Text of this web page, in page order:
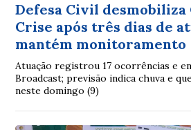
Defesa Civil desmobiliza
Crise após três dias de
mantém monitoramento
Atuação registrou 17 ocorrências e
Broadcast; previsão indica chuva e
neste domingo (9)